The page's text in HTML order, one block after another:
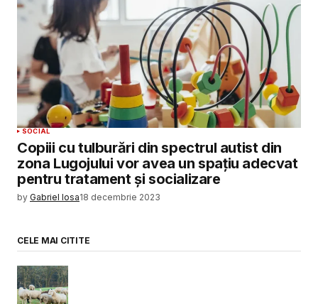
SOCIAL
Copiii cu tulburări din spectrul autist din
zona Lugojului vor avea un spațiu adecvat
pentru tratament și socializare
by Gabriel Iosa18 decembrie 2023
CELE MAI CITITE